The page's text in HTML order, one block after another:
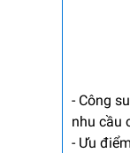
- Công
nhu cầu
- Ưu